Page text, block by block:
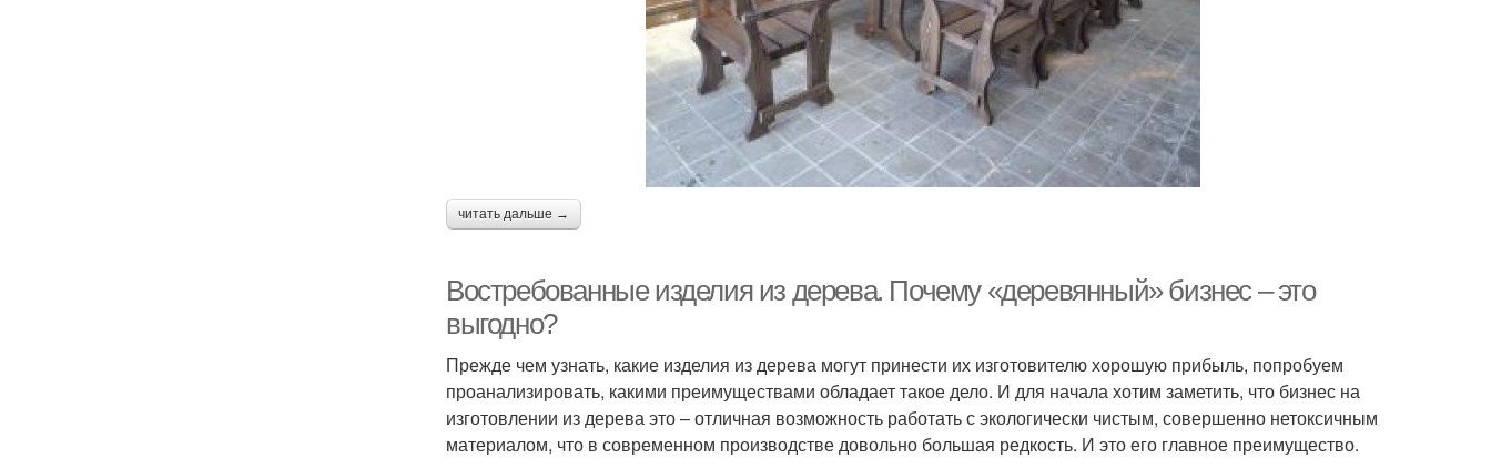
читать дальше →
Востребованные изделия из дерева. Почему «деревянный» бизнес – это
выгодно?
Прежде чем узнать, какие изделия из дерева могут принести их изготовителю хорошую прибыль, попробуем
проанализировать, какими преимуществами обладает такое дело. И для начала хотим заметить, что бизнес на
изготовлении из дерева это – отличная возможность работать с экологически чистым, совершенно нетоксичным
материалом, что в современном производстве довольно большая редкость. И это его главное преимущество.